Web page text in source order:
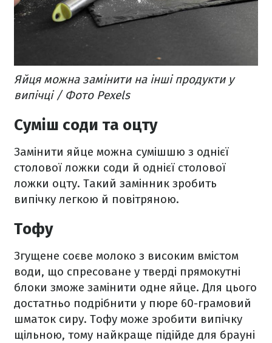
Яйця можна замінити на інші продукти у
випічці / Фото Pexels
Суміш соди та оцту
Замінити яйце можна сумішшю з однієї
столової ложки соди й однієї столової
ложки оцту. Такий замінник зробить
випічку легкою й повітряною.
Тофу
Згущене соєве молоко з високим вмістом
води, що спресоване у тверді прямокутні
блоки зможе замінити одне яйце. Для цього
достатньо подрібнити у пюре 60-грамовий
шматок сиру. Тофу може зробити випічку
щільною, тому найкраще підійде для брауні